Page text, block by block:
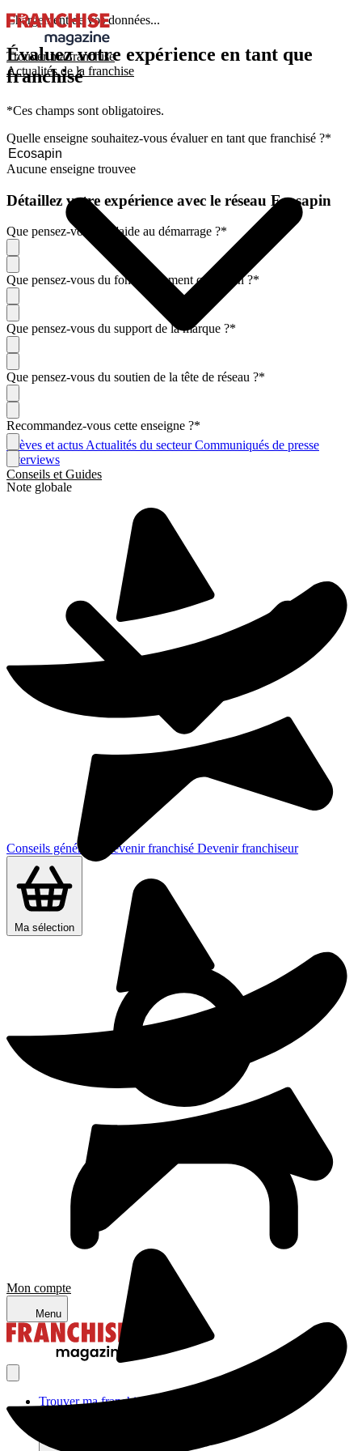
Trouver ma franchise
Actualités de la franchise
Brèves et actus Actualités du secteurCommuniqués de presse
Interviews
Conseils et Guides
Conseils généraux Devenir franchisé Devenir franchiseur
Ma sélection
Mon compte
Menu
Trouver ma franchise
Chargement de vos données...
Évaluez votre expérience en tant que
franchisé
*Ces champs sont obligatoires.
Quelle enseigne souhaitez-vous évaluer en tant que franchisé ?*
Aucune enseigne trouvee
Détaillez votre expérience avec le réseau Ecosapin
Que pensez-vous de l'aide au démarrage ?*
Que pensez-vous du fonctionnement quotidien ?*
Que pensez-vous du support de la marque ?*
Que pensez-vous du soutien de la tête de réseau ?*
Recommandez-vous cette enseigne ?*
Note globale